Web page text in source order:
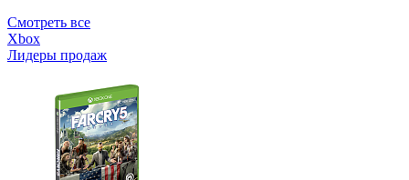
Смотреть все
Xbox
Лидеры продаж